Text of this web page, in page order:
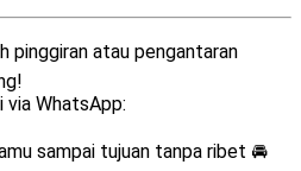
pinggiran atau pengantaran
via WhatsApp:
sampai tujuan tanpa ribet 🚘